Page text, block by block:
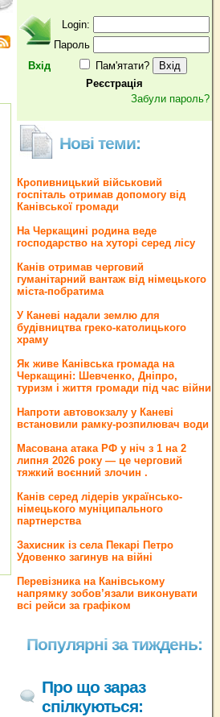
Вхід
Login:
Пароль
Пам'ятати?
Реєстрація
Забули пароль?
Нові теми:
Кропивницький військовий
госпіталь отримав допомогу від
Канівської громади
На Черкащині родина веде
господарство на хуторі серед лісу
Канів отримав черговий
гуманітарний вантаж від німецького
міста-побратима
У Каневі надали землю для
будівництва греко‐католицького
храму
Як живе Канівська громада на
Черкащині: Шевченко, Дніпро,
туризм і життя громади під час війни
Напроти автовокзалу у Каневі
встановили рамку-розпилювач води
Масована атака РФ у ніч з 1 на 2
липня 2026 року — це черговий
тяжкий воєнний злочин .
Канів серед лідерів українсько-
німецького муніципального
партнерства
Захисник із села Пекарі Петро
Удовенко загинув на війні
Перевізника на Канівському
напрямку зобов’язали виконувати
всі рейси за графіком
Популярні за тиждень:
Про що зараз
спілкуються: